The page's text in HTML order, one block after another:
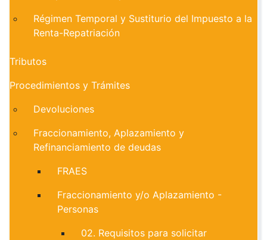
Régimen Temporal y Sustiturio del Impuesto a la
Renta-Repatriación
Tributos
Procedimientos y Trámites
Devoluciones
Fraccionamiento, Aplazamiento y
Refinanciamiento de deudas
FRAES
Fraccionamiento y/o Aplazamiento -
Personas
02. Requisitos para solicitar